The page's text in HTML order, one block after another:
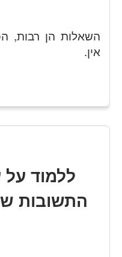
השאלות הן רבות,
אין.
ללמוד על
התשובות